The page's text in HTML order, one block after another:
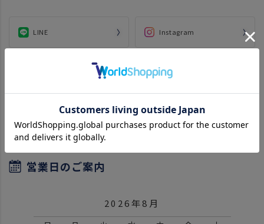
LINE Instagram
Facebook
YouTube
営業日のご案内
2026年8月